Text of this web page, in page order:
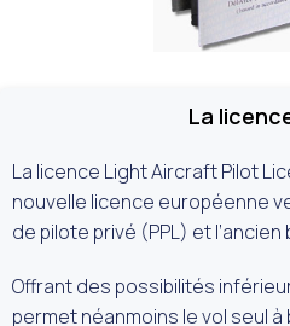
La
La licence Light Aircraft Pilot
nouvelle licence européenne
de pilote privé (PPL) et
Offrant des possibilités
permet néanmoins le vol seul